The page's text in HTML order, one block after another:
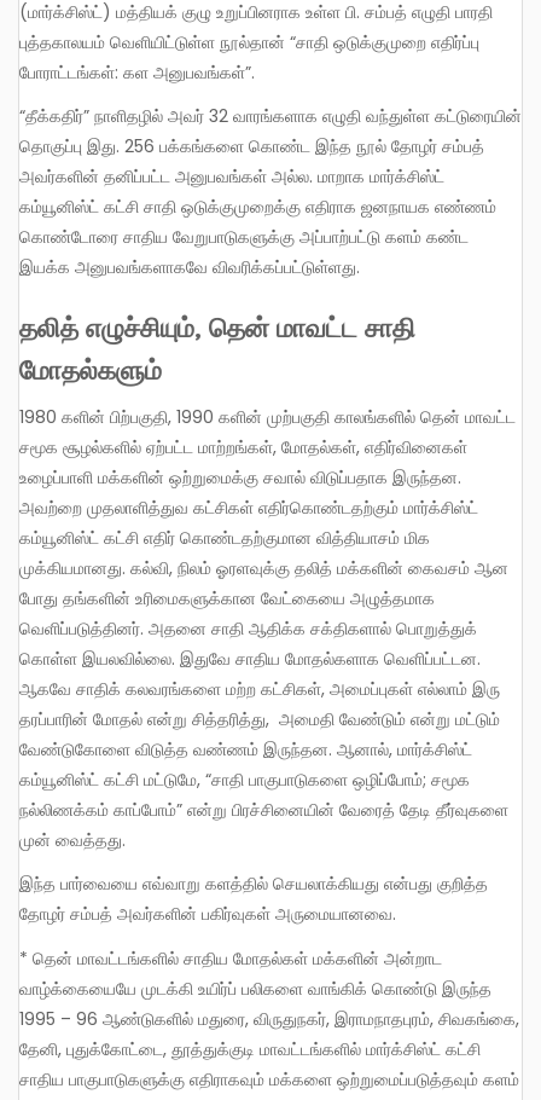
(மார்க்சிஸ்ட்) மத்தியக் குழு உறுப்பினராக உள்ள பி. சம்பத் எழுதி பாரதி
புத்தகாலயம் வெளியிட்டுள்ள நூல்தான் “சாதி ஒடுக்குமுறை எதிர்ப்பு
போராட்டங்கள்: கள அனுபவங்கள்”.
“தீக்கதிர்” நாளிதழில் அவர் 32 வாரங்களாக எழுதி வந்துள்ள கட்டுரையின்
தொகுப்பு இது. 256 பக்கங்களை கொண்ட இந்த நூல் தோழர் சம்பத்
அவர்களின் தனிப்பட்ட அனுபவங்கள் அல்ல. மாறாக மார்க்சிஸ்ட்
கம்யூனிஸ்ட் கட்சி சாதி ஒடுக்குமுறைக்கு எதிராக ஜனநாயக எண்ணம்
கொண்டோரை சாதிய வேறுபாடுகளுக்கு அப்பாற்பட்டு களம் கண்ட
இயக்க அனுபவங்களாகவே விவரிக்கப்பட்டுள்ளது.
தலித் எழுச்சியும், தென் மாவட்ட சாதி
மோதல்களும்
1980 களின் பிற்பகுதி, 1990 களின் முற்பகுதி காலங்களில் தென் மாவட்ட
சமூக சூழல்களில் ஏற்பட்ட மாற்றங்கள், மோதல்கள், எதிர்வினைகள்
உழைப்பாளி மக்களின் ஒற்றுமைக்கு சவால் விடுப்பதாக இருந்தன.
அவற்றை முதலாளித்துவ கட்சிகள் எதிர்கொண்டதற்கும் மார்க்சிஸ்ட்
கம்யூனிஸ்ட் கட்சி எதிர் கொண்டதற்குமான வித்தியாசம் மிக
முக்கியமானது. கல்வி, நிலம் ஓரளவுக்கு தலித் மக்களின் கைவசம் ஆன
போது தங்களின் உரிமைகளுக்கான வேட்கையை அழுத்தமாக
வெளிப்படுத்தினர். அதனை சாதி ஆதிக்க சக்திகளால் பொறுத்துக்
கொள்ள இயலவில்லை. இதுவே சாதிய மோதல்களாக வெளிப்பட்டன.
ஆகவே சாதிக் கலவரங்களை மற்ற கட்சிகள், அமைப்புகள் எல்லாம் இரு
தரப்பாரின் மோதல் என்று சித்தரித்து, அமைதி வேண்டும் என்று மட்டும்
வேண்டுகோளை விடுத்த வண்ணம் இருந்தன. ஆனால், மார்க்சிஸ்ட்
கம்யூனிஸ்ட் கட்சி மட்டுமே, “சாதி பாகுபாடுகளை ஒழிப்போம்; சமூக
நல்லிணக்கம் காப்போம்” என்று பிரச்சினையின் வேரைத் தேடி தீர்வுகளை
முன் வைத்தது.
இந்த பார்வையை எவ்வாறு களத்தில் செயலாக்கியது என்பது குறித்த
தோழர் சம்பத் அவர்களின் பகிர்வுகள் அருமையானவை.
* தென் மாவட்டங்களில் சாதிய மோதல்கள் மக்களின் அன்றாட
வாழ்க்கையையே முடக்கி உயிர்ப் பலிகளை வாங்கிக் கொண்டு இருந்த
1995 – 96 ஆண்டுகளில் மதுரை, விருதுநகர், இராமநாதபுரம், சிவகங்கை,
தேனி, புதுக்கோட்டை, தூத்துக்குடி மாவட்டங்களில் மார்க்சிஸ்ட் கட்சி
சாதிய பாகுபாடுகளுக்கு எதிராகவும் மக்களை ஒற்றுமைப்படுத்தவும் களம்